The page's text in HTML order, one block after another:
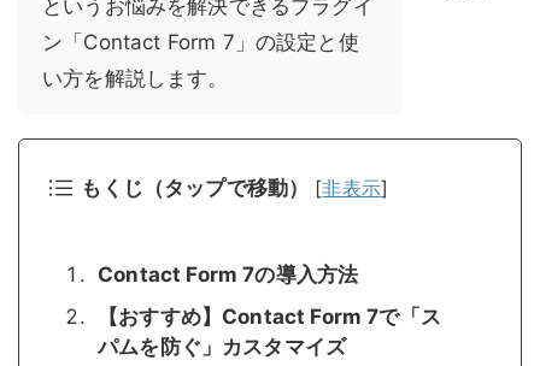
というお悩みを解決できるプラグイ
ン「Contact Form 7」の設定と使
い方を解説します。
もくじ（タップで移動） [非表示]
Contact Form 7の導入方法
【おすすめ】Contact Form 7で「ス
パムを防ぐ」カスタマイズ